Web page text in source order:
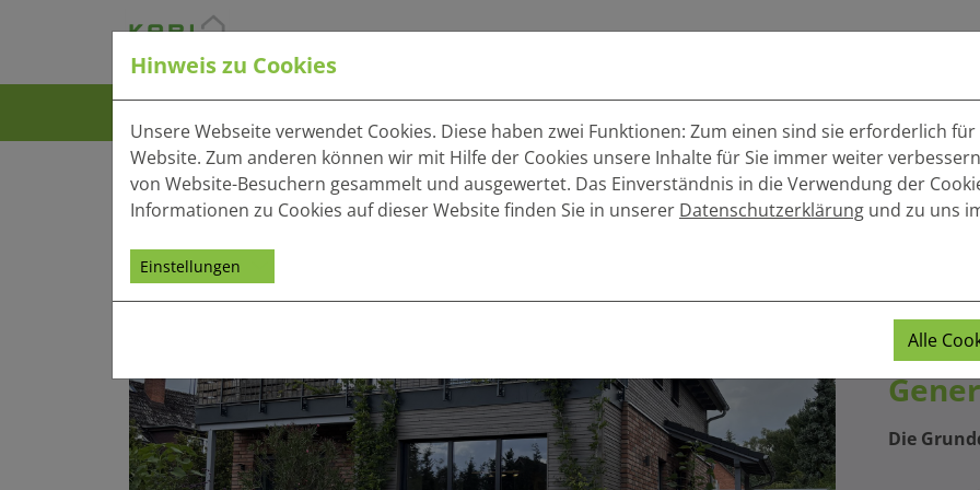
Die
Hinweis zu Cookies
Unsere Webseite verwendet Cookies. Diese haben zwei Funktionen: Zum einen sind sie erforderlich
Website. Zum anderen können wir mit Hilfe der Cookies unsere Inhalte für Sie immer weiter
von Website-Besuchern gesammelt und ausgewertet. Das Einverständnis in die Verwendung der
Informationen zu Cookies auf dieser Website finden Sie in unserer Datenschutzerklärung und zu uns
Einstellungen
Alle